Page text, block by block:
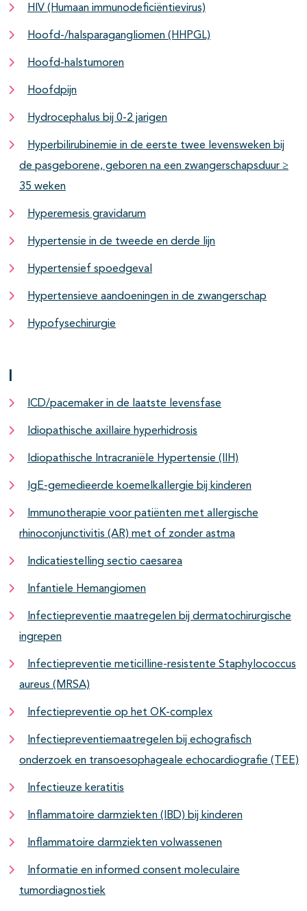
HIV (Humaan immunodeficiëntievirus)
Hoofd-/halsparagangliomen (HHPGL)
Hoofd-halstumoren
Hoofdpijn
Hydrocephalus bij 0-2 jarigen
Hyperbilirubinemie in de eerste twee levensweken bij
de pasgeborene, geboren na een zwangerschapsduur ≥
35 weken
Hyperemesis gravidarum
Hypertensie in de tweede en derde lijn
Hypertensief spoedgeval
Hypertensieve aandoeningen in de zwangerschap
Hypofysechirurgie
ICD/pacemaker in de laatste levensfase
Idiopathische axillaire hyperhidrosis
Idiopathische Intracraniële Hypertensie (IIH)
IgE-gemedieerde koemelkallergie bij kinderen
Immunotherapie voor patiënten met allergische
rhinoconjunctivitis (AR) met of zonder astma
Indicatiestelling sectio caesarea
Infantiele Hemangiomen
Infectiepreventie maatregelen bij dermatochirurgische
ingrepen
Infectiepreventie meticilline-resistente Staphylococcus
aureus (MRSA)
Infectiepreventie op het OK-complex
Infectiepreventiemaatregelen bij echografisch
onderzoek en transoesophageale echocardiografie (TEE)
Infectieuze keratitis
Inflammatoire darmziekten (IBD) bij kinderen
Inflammatoire darmziekten volwassenen
Informatie en informed consent moleculaire
tumordiagnostiek